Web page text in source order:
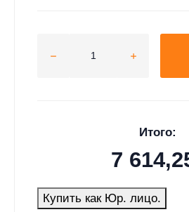
Итого:
7
Купить как Юр. лицо.